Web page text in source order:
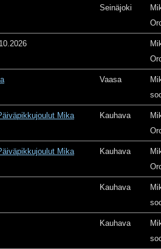
Seinäjoki
Vaasa
Mika
Kauhava
Mika
Kauhava
Kauhava
Kauhava